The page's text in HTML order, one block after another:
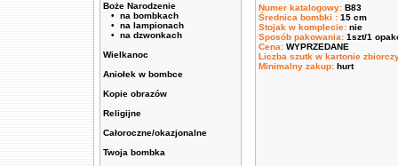
Boże Narodzenie
• na bombkach
• na lampionach
• na dzwonkach
Wielkanoc
Aniołek w bombce
Kopie obrazów
Religijne
Całoroczne/okazjonalne
Twoja bombka
Numer katalogowy: B83
Średnica bombki : 15 cm
Stojak w komplecie: nie
Sposób pakowania: 1szt/1
Cena: WYPRZEDANE
Liczba szutk w kartonie
Minimalny zakup: hurt